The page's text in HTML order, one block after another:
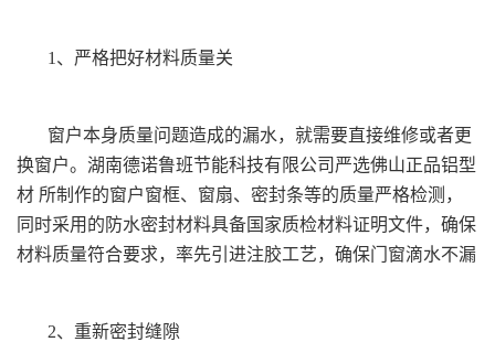
1、严格把好材料质量关
窗户本身质量问题造成的漏水，就需要直接维修或者更
换窗户。湖南德诺鲁班节能科技有限公司严选佛山正品铝型
材 所制作的窗户窗框、窗扇、密封条等的质量严格检测，
同时采用的防水密封材料具备国家质检材料证明文件，确保
材料质量符合要求，率先引进注胶工艺，确保门窗滴水不漏
2、重新密封缝隙